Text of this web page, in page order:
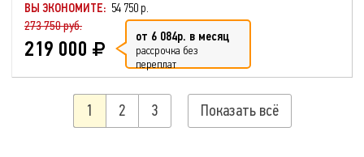
ВЫ ЭКОНОМИТЕ: 54 750 р.
273 750 руб.
219 000 от 6 084р. в месяц
рассрочка без
переплат
1 2 3 Показать всё